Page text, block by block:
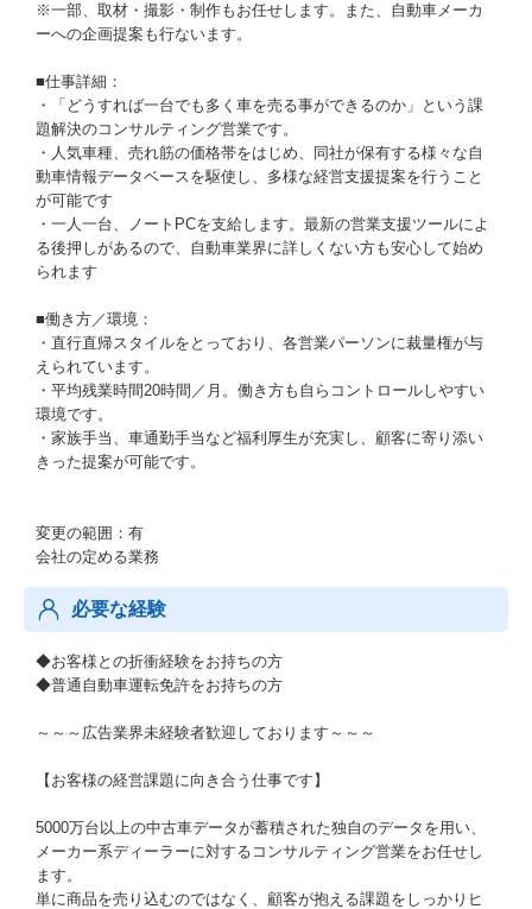
※一部、取材・撮影・制作もお任せします。また、自動車メーカ
ーへの企画提案も行ないます。
■仕事詳細：
・「どうすれば一台でも多く車を売る事ができるのか」という課
題解決のコンサルティング営業です。
・人気車種、売れ筋の価格帯をはじめ、同社が保有する様々な自
動車情報データベースを駆使し、多様な経営支援提案を行うこと
が可能です
・一人一台、ノートPCを支給します。最新の営業支援ツールによ
る後押しがあるので、自動車業界に詳しくない方も安心して始め
られます
■働き方／環境：
・直行直帰スタイルをとっており、各営業パーソンに裁量権が与
えられています。
・平均残業時間20時間／月。働き方も自らコントロールしやすい
環境です。
・家族手当、車通勤手当など福利厚生が充実し、顧客に寄り添い
きった提案が可能です。
変更の範囲：有
会社の定める業務
必要な経験
◆お客様との折衝経験をお持ちの方
◆普通自動車運転免許をお持ちの方
～～～広告業界未経験者歓迎しております～～～
【お客様の経営課題に向き合う仕事です】
5000万台以上の中古車データが蓄積された独自のデータを用い、
メーカー系ディーラーに対するコンサルティング営業をお任せし
ます。
単に商品を売り込むのではなく、顧客が抱える課題をしっかりヒ